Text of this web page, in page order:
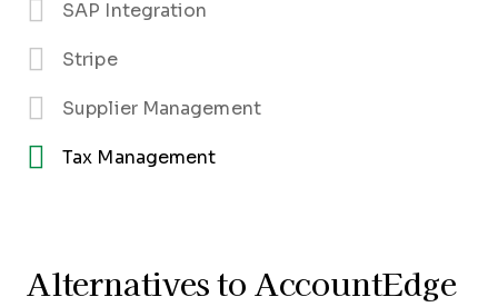
SAP Integration
Stripe
Supplier Management
Tax Management
Alternatives to AccountEdge